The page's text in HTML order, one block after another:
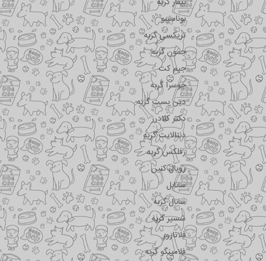
بوناسیبو
تریکسی گربه
جمون گربه
جیم کت
جوسرا گربه
دین بست گربه
دکتر کلادرز
دنتالایت گربه
رفلکس گربه
رویال کنین
سانابل
سانال گربه
شسیر گربه
فلاتازور
فلامینگو گربه